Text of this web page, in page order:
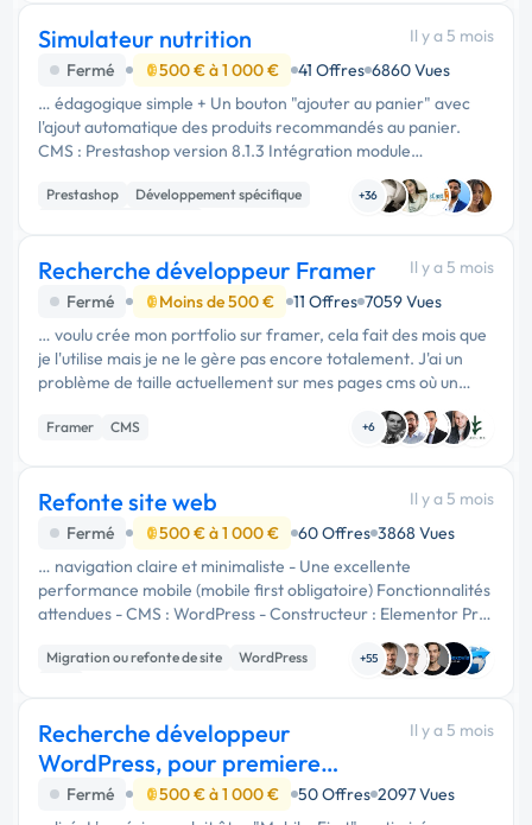
Simulateur nutrition
Il y a 5 mois
Fermé
500 € à 1 000 € 41 Offres 6860 Vues
… édagogique simple + Un bouton "ajouter au panier" avec
l'ajout automatique des produits recommandés au panier.
CMS : Prestashop version 8.1.3 Intégration module
Prestashop natif. Inspiration modèle d'un concurrent : …
Prestashop
Développement spécifique
+36
Recherche développeur Framer
Il y a 5 mois
Fermé
Moins de 500 € 11 Offres 7059 Vues
… voulu crée mon portfolio sur framer, cela fait des mois que
je l'utilise mais je ne le gère pas encore totalement. J'ai un
problème de taille actuellement sur mes pages cms où un
Framer CMS +6
Refonte site web
Il y a 5 mois
Fermé
500 € à 1 000 € 60 Offres 3868 Vues
… navigation claire et minimaliste - Une excellente
performance mobile (mobile first obligatoire) Fonctionnalités
attendues - CMS : WordPress - Constructeur : Elementor Pro
(ou équivalent justifié) - Template article premium (mise en
page …
Migration ou refonte de site
WordPress
+55
Recherche développeur
WordPress, pour premiere
configuration ecomerce
Il y a 5 mois
Fermé 500 € à 1 000 € 50 Offres 2097 Vues